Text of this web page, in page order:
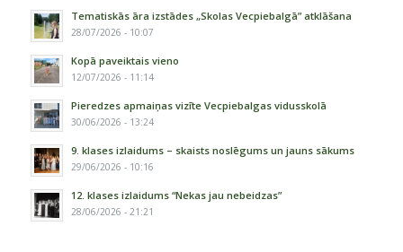
Tematiskās āra izstādes „Skolas Vecpiebalgā” atklāšana
28/07/2026 - 10:07
Kopā paveiktais vieno
12/07/2026 - 11:14
Pieredzes apmaiņas vizīte Vecpiebalgas vidusskolā
30/06/2026 - 13:24
9. klases izlaidums – skaists noslēgums un jauns sākums
29/06/2026 - 10:16
12. klases izlaidums “Nekas jau nebeidzas”
28/06/2026 - 21:21